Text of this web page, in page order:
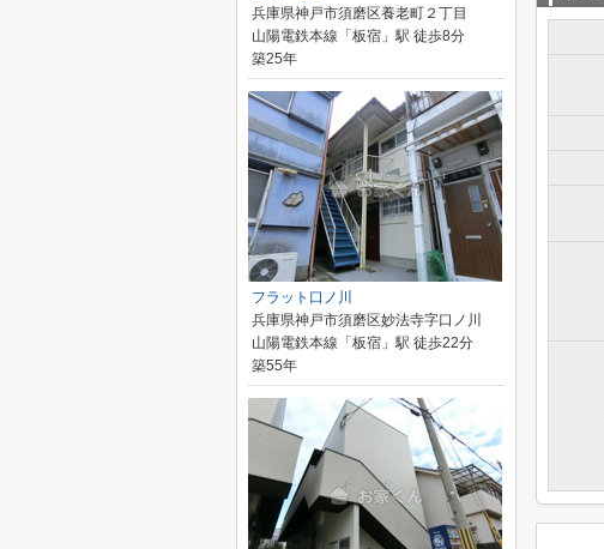
兵庫県神戸市須磨区養老町２丁目
山陽電鉄本線「板宿」駅 徒歩8分
築25年
フラット口ノ川
兵庫県神戸市須磨区妙法寺字口ノ川
山陽電鉄本線「板宿」駅 徒歩22分
築55年